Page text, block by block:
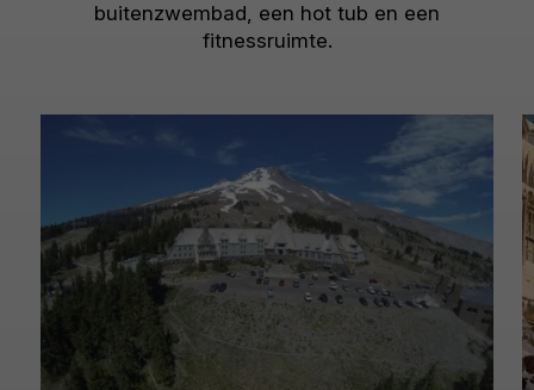
buitenzwembad, een hot tub en een
fitnessruimte.